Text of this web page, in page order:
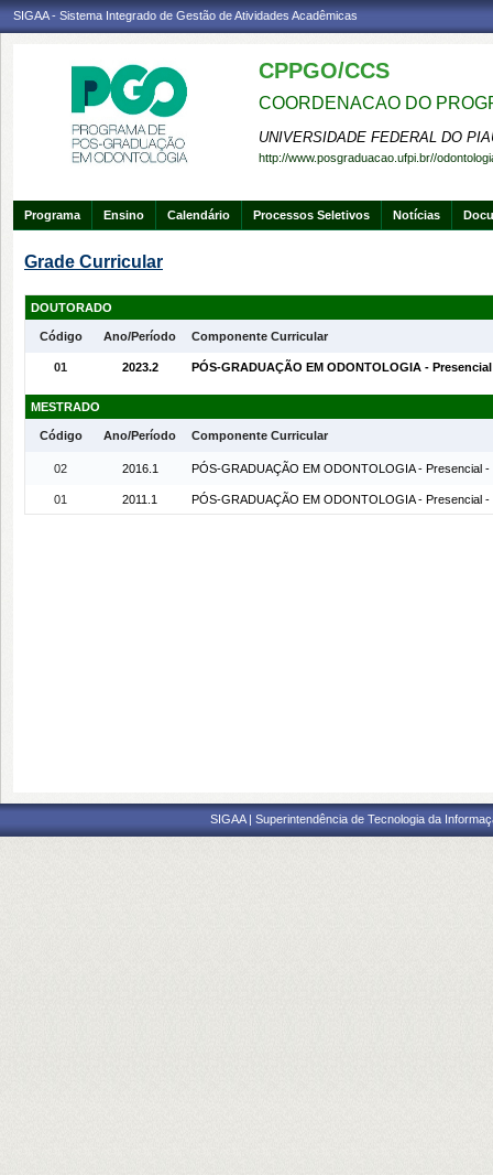
SIGAA - Sistema Integrado de Gestão de Atividades Acadêmicas
CPPGO/CCS
COORDENACAO DO
UNIVERSIDADE FEDERAL DO
http://www.posgraduacao.ufpi.br//
Programa Ensino Calendário Processos Seletivos Notícias
Grade Curricular
DOUTORADO
Código Ano/Período Componente Curricular
01 2023.2 PÓS-GRADUAÇÃO EM ODONTOLOGIA -
MESTRADO
Código Ano/Período Componente Curricular
02 2016.1 PÓS-GRADUAÇÃO EM ODONTOLOGIA - Presencial -
01 2011.1 PÓS-GRADUAÇÃO EM ODONTOLOGIA - Presencial -
SIGAA | Superintendência de Tecnologia da